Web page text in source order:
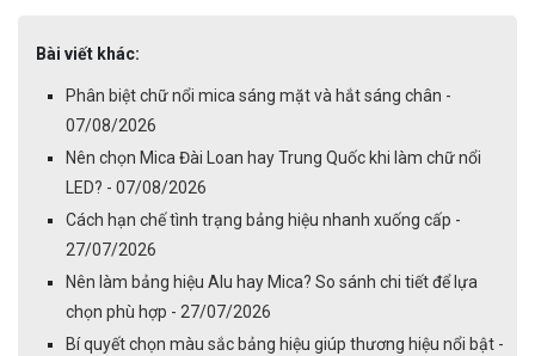
Bài viết khác:
Phân biệt chữ nổi mica sáng mặt và hắt sáng chân -
07/08/2026
Nên chọn Mica Đài Loan hay Trung Quốc khi làm chữ nổi
LED? - 07/08/2026
Cách hạn chế tình trạng bảng hiệu nhanh xuống cấp -
27/07/2026
Nên làm bảng hiệu Alu hay Mica? So sánh chi tiết để lựa
chọn phù hợp - 27/07/2026
Bí quyết chọn màu sắc bảng hiệu giúp thương hiệu nổi bật -